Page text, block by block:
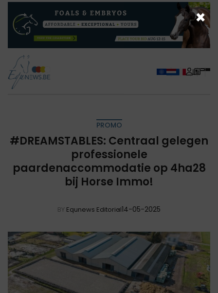
PROMO
#DREAMSTABLES: Centraal gelegen
professionele
paardenaccommodatie op 4ha28
bij Horse Immo!
BY Equnews Editorial14-05-2025
×